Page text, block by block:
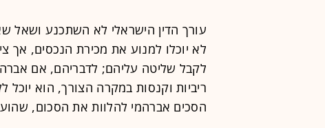
לא יוכלו למנוע את מכירת הנכסים, אך
לקבל שליטה עליהם; לדבריהם, אם
ריביות וקנסות במקרה הצורך, הוא
הסכים אברהמי להלוות את הסכום, שהועבר